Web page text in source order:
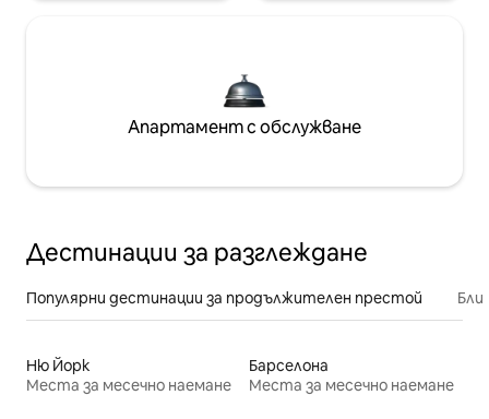
Апартамент с обслужване
Дестинации за разглеждане
Популярни дестинации за продължителен престой
Ню Йорк
Места за месечно наемане
Барселона
Места за месечно наемане